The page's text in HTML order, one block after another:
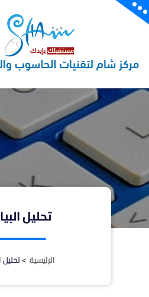
content
تحليل
الرئيسية >تحليل